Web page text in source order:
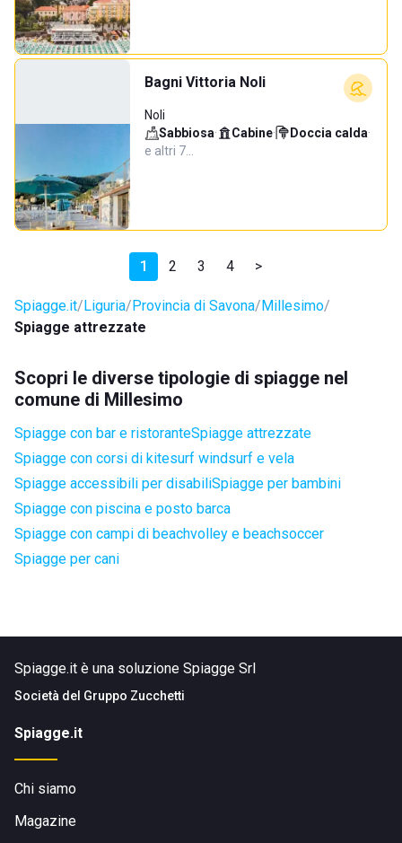
Bagni Vittoria Noli
Noli
Sabbiosa· Cabine· Doccia calda·
e altri 7…
1 2 3 4 >
Spiagge.it Liguria Provincia di Savona Millesimo
Spiagge attrezzate
Scopri le diverse tipologie di spiagge nel
comune di Millesimo
Spiagge con bar e ristoranteSpiagge attrezzate
Spiagge con corsi di kitesurf windsurf e vela
Spiagge accessibili per disabiliSpiagge per bambini
Spiagge con piscina e posto barca
Spiagge con campi di beachvolley e beachsoccer
Spiagge per cani
Spiagge.it è una soluzione Spiagge Srl
Società del Gruppo Zucchetti
Spiagge.it
Chi siamo
Magazine